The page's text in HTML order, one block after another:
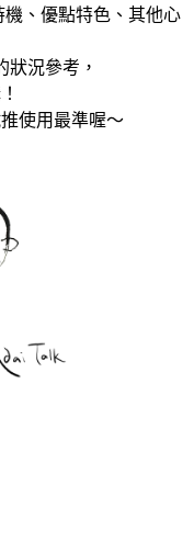
機、優點特色、其他心
狀況參考，
使用最準喔～